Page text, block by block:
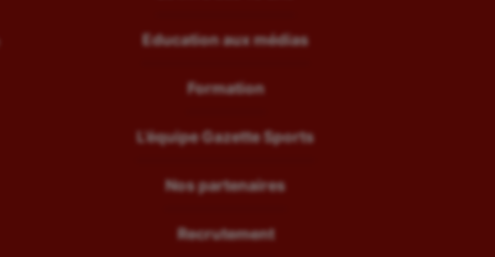
Education aux médias
Formation
L’équipe Gazette Sports
Nos partenaires
Recrutement